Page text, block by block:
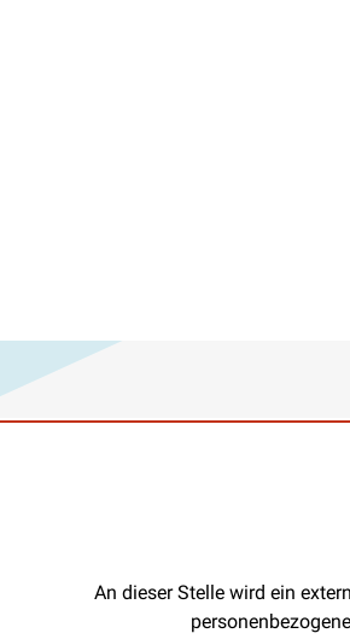
An dieser Stelle wird ein